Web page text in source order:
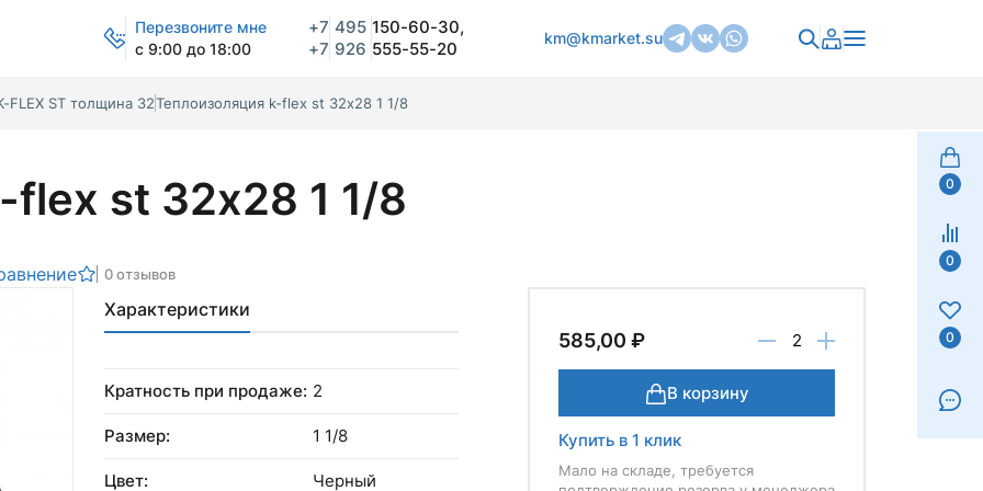
Перезвоните мне
с 9:00 до 18:00
+7 495 150-60-30,
+7 926 555-55-20
km@kmarket.su
0
0
0
FLEX ST толщина 32Теплоизоляция k-flex st 32х28 1 1/8
flex st 32х28 1 1/8
0 отзывов
Характеристики
Кратность при продаже: 2
Размер: 1 1/8
Цвет: Черный
585,00 ₽
В корзину
Купить в 1 клик
Мало на складе, требуется